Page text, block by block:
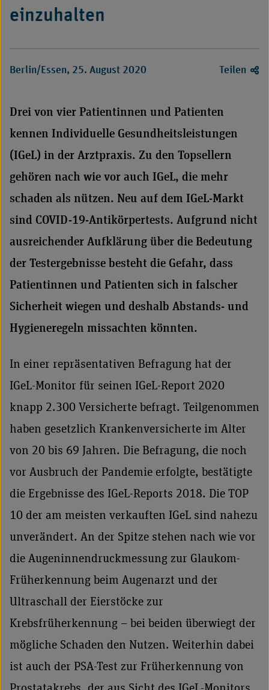
einzuhalten
Berlin/Essen, 25. August 2020 Teilen
Drei von vier Patientinnen und Patienten
kennen Individuelle Gesundheitsleistungen
(IGeL) in der Arztpraxis. Zu den Topsellern
gehören nach wie vor auch IGeL, die mehr
schaden als nützen. Neu auf dem IGeL-Markt
sind COVID-19-Antikörpertests. Aufgrund nicht
ausreichender Aufklärung über die Bedeutung
der Testergebnisse besteht die Gefahr, dass
Patientinnen und Patienten sich in falscher
Sicherheit wiegen und deshalb Abstands- und
Hygieneregeln missachten könnten.
In einer repräsentativen Befragung hat der
IGeL-Monitor für seinen IGeL-Report 2020
knapp 2.300 Versicherte befragt. Teilgenommen
haben gesetzlich Krankenversicherte im Alter
von 20 bis 69 Jahren. Die Befragung, die noch
vor Ausbruch der Pandemie erfolgte, bestätigte
die Ergebnisse des IGeL-Reports 2018. Die TOP
10 der am meisten verkauften IGeL sind nahezu
unverändert. An der Spitze stehen nach wie vor
die Augeninnendruckmessung zur Glaukom-
Früherkennung beim Augenarzt und der
Ultraschall der Eierstöcke zur
Krebsfrüherkennung – bei beiden überwiegt der
mögliche Schaden den Nutzen. Weiterhin dabei
ist auch der PSA-Test zur Früherkennung von